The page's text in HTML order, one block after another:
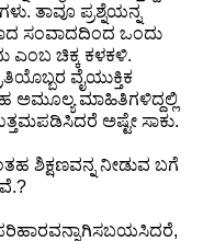
ತಾವೂ ಪ್ರಶ್ನೆಯನ್ನ
ಸಂವಾದದಿಂದ ಒಂದು
ಎಂಬ ಚಿಕ್ಕ ಕಳಕಳಿ.
ವೈಯುಕ್ತಿಕ
ಅಮೂಲ್ಯ ಮಾಹಿತಿಗಳಿದ್ದಲ್ಲಿ
ಅಷ್ಟೇ ಸಾಕು.
ಶಿಕ್ಷಣವನ್ನ ನೀಡುವ ಬಗೆ